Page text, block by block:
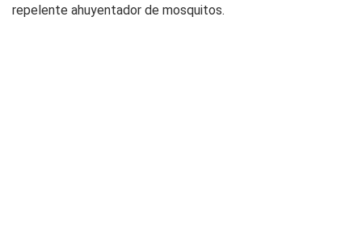
repelente ahuyentador de mosquitos.